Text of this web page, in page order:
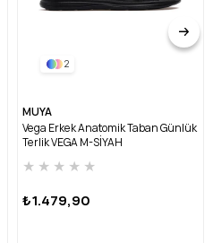
2
MUYA
Vega Erkek Anatomik Taban Günlük
Terlik VEGA M-SİYAH
★ ★ ★ ★ ★
₺1.479,90